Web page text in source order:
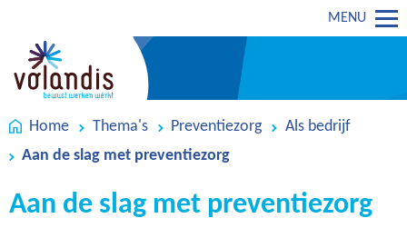
MENU
Home Thema's Preventiezorg
Als bedrijf
Aan de slag met preventiezorg
Aan de slag met preventiezorg